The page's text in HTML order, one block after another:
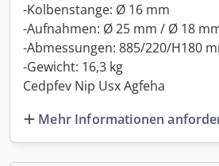
-Kolbenstange: Ø 16 mm
-Aufnahmen: Ø 25 mm / Ø 18
-Abmessungen: 885/220/H180
-Gewicht: 16,3 kg
Cedpfev Nip Usx Agfeha
Mehr Informationen